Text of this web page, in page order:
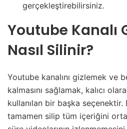
gerçekleştirebilirsiniz.
Youtube Kanalı
Nasıl Silinir?
Youtube kanalını gizlemek ve
kalmasını sağlamak, kalıcı
kullanılan bir başka seçenektir.
tamamen silip tüm içeriğini